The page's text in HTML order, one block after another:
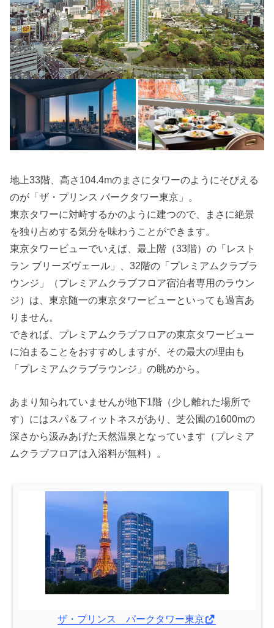
地上33階、高さ104.4mのまさにタワーのようにそびえる
のが「ザ・プリンス パークタワー東京」。
東京タワーに対峙するかのように建つので、まさに絶景
を独り占めする気分を味わうことができます。
東京タワービューでいえば、最上階（33階）の「レスト
ラン ブリーズヴェール」、32階の「プレミアムクラブラ
ウンジ」（プレミアムクラブフロア宿泊者専用のラウン
ジ）は、東京随一の東京タワービューといっても過言あ
りません。
できれば、プレミアムクラブフロアの東京タワービュー
に泊まることをおすすめしますが、その最大の理由も
「プレミアムクラブラウンジ」の眺めから。
あまり知られていませんが地下1階（少し離れた場所で
す）にはスパ＆フィットネスがあり、芝公園の1600mの
深さから汲みあげた天然温泉となっています（プレミア
ムクラブフロアは入浴料が無料）。
ザ・プリンス パークタワー東京